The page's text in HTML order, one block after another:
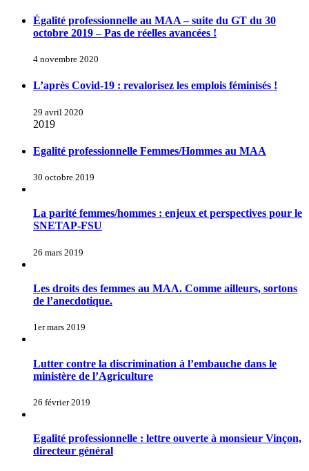
Égalité professionnelle au MAA – suite du GT du 30
octobre 2019 – Pas de réelles avancées !
4 novembre 2020
L’après Covid-19 : revalorisez les emplois féminisés !
29 avril 2020
2019
Egalité professionnelle Femmes/Hommes au MAA
30 octobre 2019
La parité femmes/hommes : enjeux et perspectives pour le
SNETAP-FSU
26 mars 2019
Les droits des femmes au MAA. Comme ailleurs, sortons
de l’anecdotique.
1er mars 2019
Lutter contre la discrimination à l’embauche dans le
ministère de l’Agriculture
26 février 2019
Egalité professionnelle : lettre ouverte à monsieur Vinçon,
directeur général